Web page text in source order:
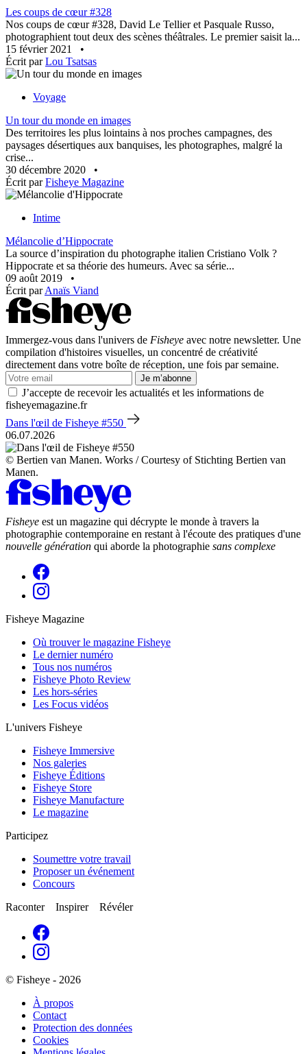
Les coups de cœur #328
Nos coups de cœur #328, David Le Tellier et Pasquale Russo,
photographient tout deux des scènes théâtrales. Le premier saisit la...
15 février 2021
•
Écrit parLou Tsatsas
Voyage
Un tour du monde en images
Des territoires les plus lointains à nos proches campagnes, des
paysages désertiques aux banquises, les photographes, malgré la
crise...
30 décembre 2020
•
Écrit parFisheye Magazine
Intime
Mélancolie d’Hippocrate
La source d’inspiration du photographe italien Cristiano Volk ?
Hippocrate et sa théorie des humeurs. Avec sa série...
09 août 2019
•
Écrit parAnaïs Viand
Immergez-vous dans l'univers de Fisheye avec notre newsletter. Une
compilation d'histoires visuelles, un concentré de créativité
directement dans votre boîte de réception, une fois par semaine.
Je m’abonne
J’accepte de recevoir les actualités et les informations de
fisheyemagazine.fr
Dans l'œil de Fisheye #550
06.07.2026
© Bertien van Manen. Works / Courtesy of Stichting Bertien van
Manen.
Fisheye est un magazine qui décrypte le monde à travers la
photographie contemporaine en restant à l'écoute des pratiques d'une
nouvelle génération qui aborde la photographie sans complexe
Fisheye Magazine
Où trouver le magazine Fisheye
Le dernier numéro
Tous nos numéros
Fisheye Photo Review
Les hors-séries
Les Focus vidéos
L'univers Fisheye
Fisheye Immersive
Nos galeries
Fisheye Éditions
Fisheye Store
Fisheye Manufacture
Le magazine
Participez
Soumettre votre travail
Proposer un événement
Concours
Raconter Inspirer Révéler
© Fisheye - 2026
À propos
Contact
Protection des données
Cookies